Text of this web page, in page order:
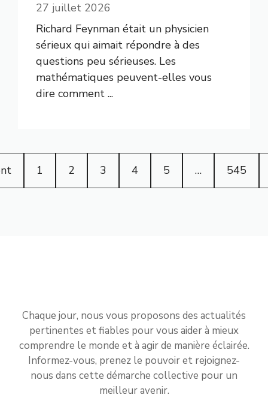
27 juillet 2026
Richard Feynman était un physicien
sérieux qui aimait répondre à des
questions peu sérieuses. Les
mathématiques peuvent-elles vous
dire comment ...
1 2 3 4 5 … 545
Chaque jour, nous vous proposons des actualités
pertinentes et fiables pour vous aider à mieux
comprendre le monde et à agir de manière éclairée.
Informez-vous, prenez le pouvoir et rejoignez-
nous dans cette démarche collective pour un
meilleur avenir.